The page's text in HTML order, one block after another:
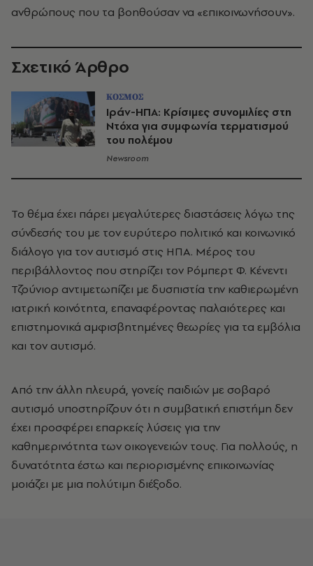
ανθρώπους που τα βοηθούσαν να «επικοινωνήσουν».
Σχετικό Άρθρο
ΚΟΣΜΟΣ
Ιράν-ΗΠΑ: Κρίσιμες συνομιλίες στη
Ντόχα για συμφωνία τερματισμού
του πολέμου
Newsroom
Το θέμα έχει πάρει μεγαλύτερες διαστάσεις λόγω της
σύνδεσής του με τον ευρύτερο πολιτικό και κοινωνικό
διάλογο για τον αυτισμό στις ΗΠΑ. Μέρος του
περιβάλλοντος που στηρίζει τον Ρόμπερτ Φ. Κένεντι
Τζούνιορ αντιμετωπίζει με δυσπιστία την καθιερωμένη
ιατρική κοινότητα, επαναφέροντας παλαιότερες και
επιστημονικά αμφισβητημένες θεωρίες για τα εμβόλια
και τον αυτισμό.
Από την άλλη πλευρά, γονείς παιδιών με σοβαρό
αυτισμό υποστηρίζουν ότι η συμβατική επιστήμη δεν
έχει προσφέρει επαρκείς λύσεις για την
καθημερινότητα των οικογενειών τους. Για πολλούς, η
δυνατότητα έστω και περιορισμένης επικοινωνίας
μοιάζει με μια πολύτιμη διέξοδο.